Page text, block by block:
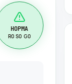
НОРМА
R0 S0 G0